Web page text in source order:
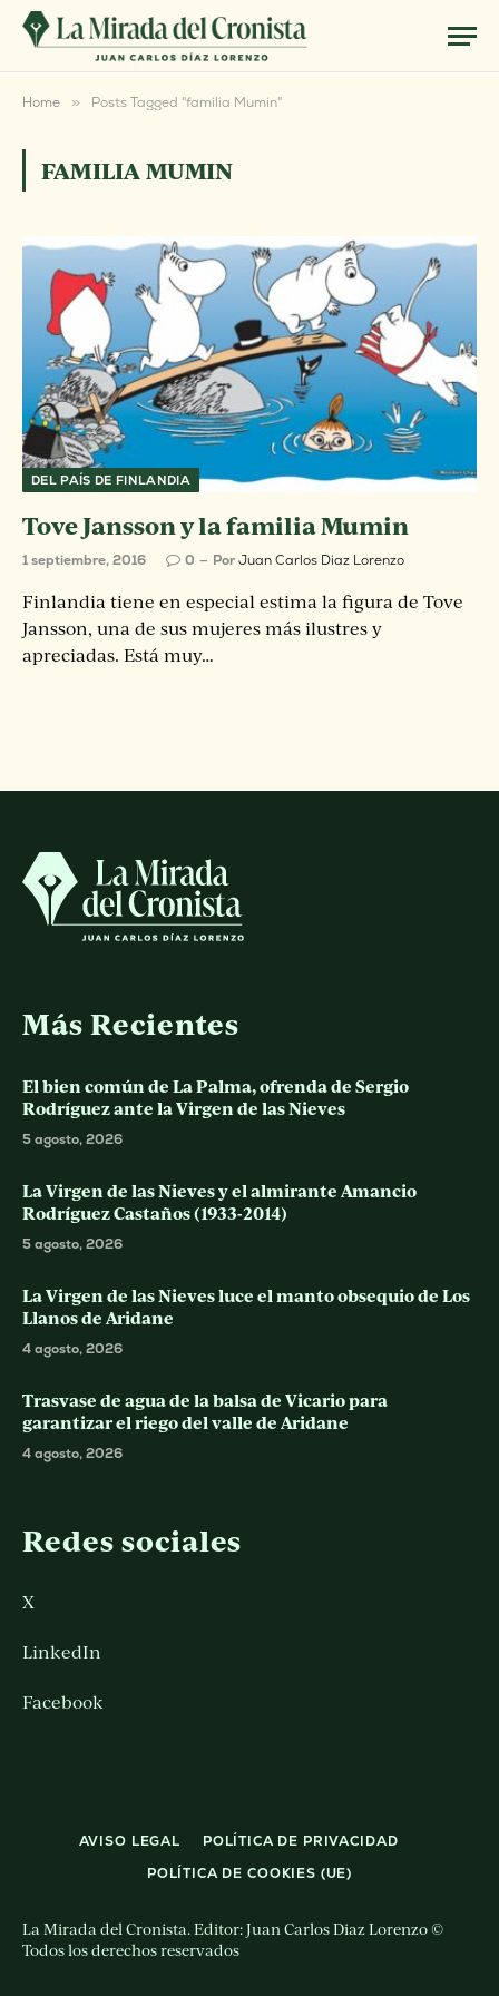
Home » Posts Tagged "familia Mumin"
FAMILIA MUMIN
DEL PAÍS DE FINLANDIA
Tove Jansson y la familia Mumin
1 septiembre, 2016 0 PorJuan Carlos Diaz Lorenzo
Finlandia tiene en especial estima la figura de Tove
Jansson, una de sus mujeres más ilustres y
apreciadas. Está muy…
Más Recientes
El bien común de La Palma, ofrenda de Sergio
Rodríguez ante la Virgen de las Nieves
5 agosto, 2026
La Virgen de las Nieves y el almirante Amancio
Rodríguez Castaños (1933-2014)
5 agosto, 2026
La Virgen de las Nieves luce el manto obsequio de Los
Llanos de Aridane
4 agosto, 2026
Trasvase de agua de la balsa de Vicario para
garantizar el riego del valle de Aridane
4 agosto, 2026
Redes sociales
X
LinkedIn
Facebook
AVISO LEGAL
POLÍTICA DE PRIVACIDAD
POLÍTICA DE COOKIES (UE)
La Mirada del Cronista. Editor: Juan Carlos Diaz Lorenzo ©
Todos los derechos reservados